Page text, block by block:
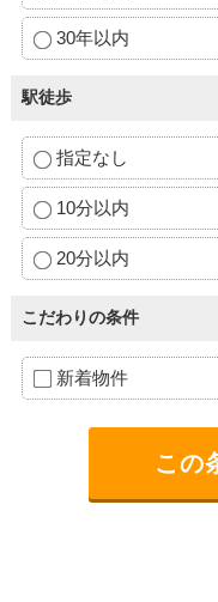
30年以内
駅徒歩
指定なし
10分以内
20分以内
こだわりの条件
新着物件